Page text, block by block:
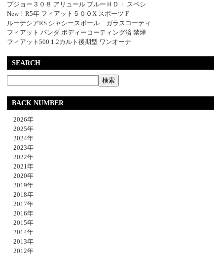
プジョー３０８ アリュール ブルーＨＤｉ スペシ
New！R5年 フィアット５００X スポーツ F
ルーテシアRS シャシースポール ガラスコーティ
フィアット パンダ ボディーコーティング済 禁煙
フィアット500 1.2カルト後期型 ワンオーナ
SEARCH
BACK NUMBER
2026年
2025年
2024年
2023年
2022年
2021年
2020年
2019年
2018年
2017年
2016年
2015年
2014年
2013年
2012年